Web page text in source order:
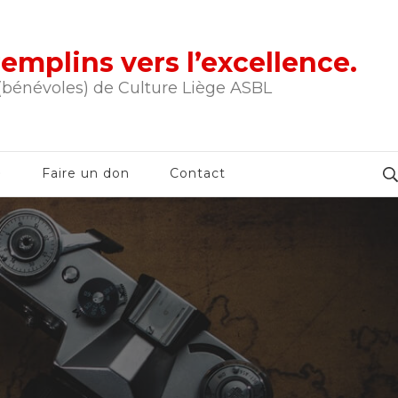
vers l’excellence.
de Culture Liège ASBL
Faire un don Contact